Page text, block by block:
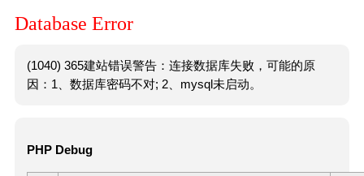
Database Error
(1040) 365建站错误警告：连接数据库失败，可能的原
因：1、数据库密码不对; 2、mysql未启动。
PHP Debug